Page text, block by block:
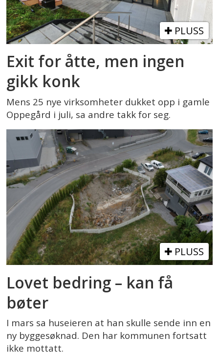
PLUSS
Exit for åtte, men ingen
gikk konk
Mens 25 nye virksomheter dukket opp i gamle
Oppegård i juli, sa andre takk for seg.
PLUSS
Lovet bedring – kan få
bøter
I mars sa huseieren at han skulle sende inn en
ny byggesøknad. Den har kommunen fortsatt
ikke mottatt.